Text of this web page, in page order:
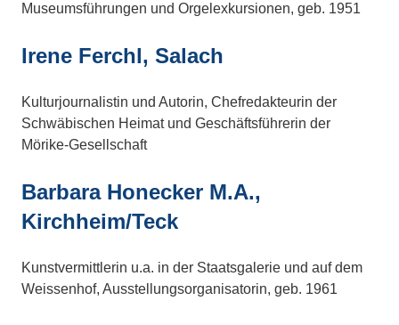
Museumsführungen und Orgelexkursionen, geb. 1951
Irene Ferchl, Salach
Kulturjournalistin und Autorin, Chefredakteurin der
Schwäbischen Heimat und Geschäftsführerin der
Mörike-Gesellschaft
Barbara Honecker M.A.,
Kirchheim/Teck
Kunstvermittlerin u.a. in der Staatsgalerie und auf dem
Weissenhof, Ausstellungsorganisatorin, geb. 1961